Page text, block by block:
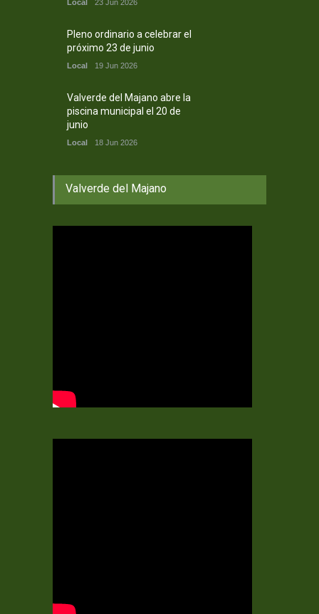
Local 23 Jun 2026
Pleno ordinario a celebrar el
próximo 23 de junio
Local 19 Jun 2026
Valverde del Majano abre la
piscina municipal el 20 de
junio
Local 18 Jun 2026
Valverde del Majano